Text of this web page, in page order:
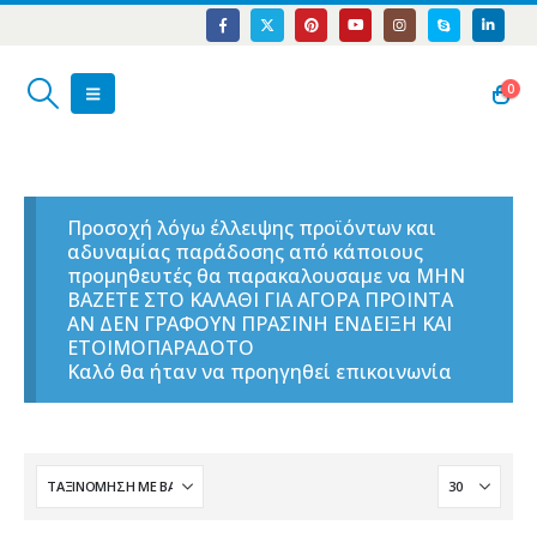
0
Προσοχή λόγω έλλειψης προϊόντων και
αδυναμίας παράδοσης από κάποιους
προμηθευτές θα παρακαλουσαμε να ΜΗΝ
ΒΑΖΕΤΕ ΣΤΟ ΚΑΛΑΘΙ ΓΙΑ ΑΓΟΡΑ ΠΡΟΙΝΤΑ
ΑΝ ΔΕΝ ΓΡΑΦΟΥΝ ΠΡΑΣΙΝΗ ΕΝΔΕΙΞΗ ΚΑΙ
ΕΤΟΙΜΟΠΑΡΑΔΟΤΟ
Καλό θα ήταν να προηγηθεί επικοινωνία